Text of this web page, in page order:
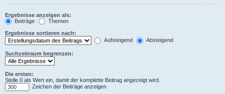
Ergebnisse anzeigen als:
Beiträge
Themen
Ergebnisse sortieren nach:
Aufsteigend
Absteigend
Suchzeitraum begrenzen:
Die ersten:
Stelle 0 als Wert ein, damit der komplette Beitrag angezeigt wird.
Zeichen der Beiträge anzeigen